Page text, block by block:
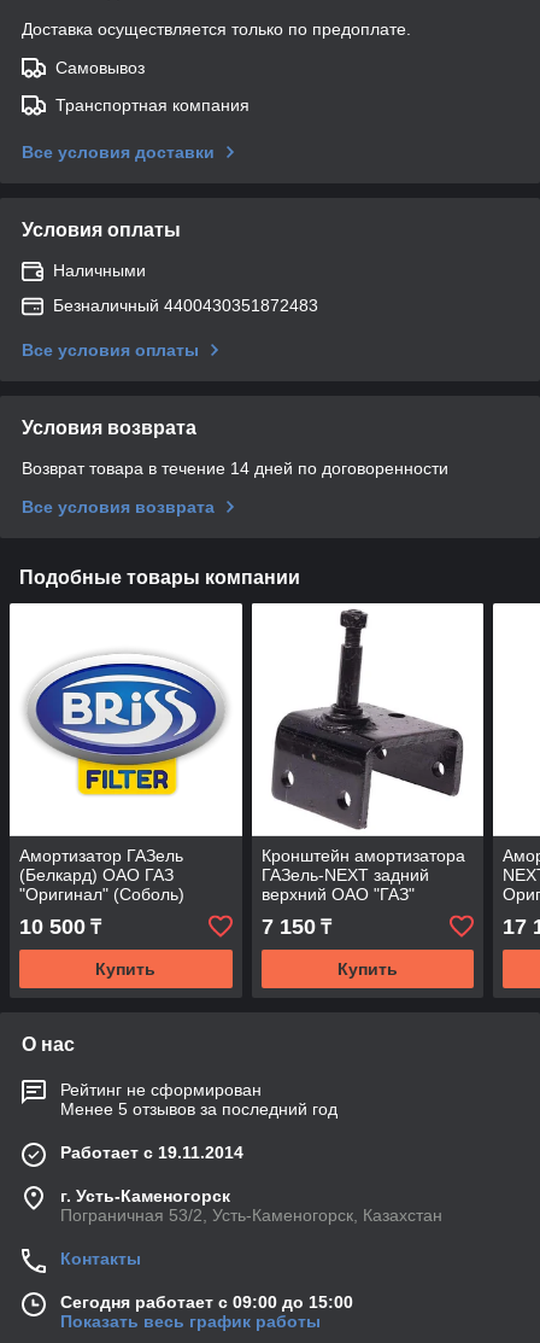
Доставка осуществляется только по предоплате.
Самовывоз
Транспортная компания
Все условия доставки
Условия оплаты
Наличными
Безналичный 4400430351872483
Все условия оплаты
Условия возврата
Возврат товара в течение 14 дней по договоренности
Все условия возврата
Подобные товары компании
Амортизатор ГАЗель
(Белкард) ОАО ГАЗ
"Оригинал" (Соболь)
10 500 ₸
Купить
Кронштейн амортизатора
ГАЗель-NEXT задний
верхний ОАО "ГАЗ"
7 150₸
Купить
17
О нас
Рейтинг не сформирован
Менее 5 отзывов за последний год
Работает с 19.11.2014
г. Усть-Каменогорск
Пограничная 53/2, Усть-Каменогорск, Казахстан
Контакты
Сегодня работает с 09:00 до 15:00
Показать весь график работы